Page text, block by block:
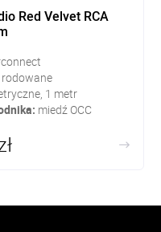
Red Velvet RCA
rodowane
1 metr
miedź OCC